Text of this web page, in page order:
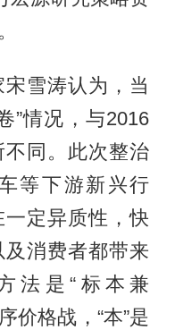
雪涛认为，当
”情况，与2016
同。此次整治
等下游新兴行
定异质性，快
消费者都带来
法是“标本兼
价格战，“本”是